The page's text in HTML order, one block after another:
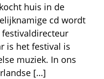
huis in de
cd wordt
is het festival is
muziek. In ons
[…]